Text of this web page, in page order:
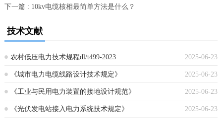
下一篇 : 10kv电缆核相最简单方法是什么？
技术文献
2025-06-23
农村低压电力技术规程dl/t499-2023
2025-06-23
《城市电力电缆线路设计技术规定》
2025-06-23
《工业与民用电力装置的接地设计规范》
2025-06-23
《光伏发电站接入电力系统技术规定》